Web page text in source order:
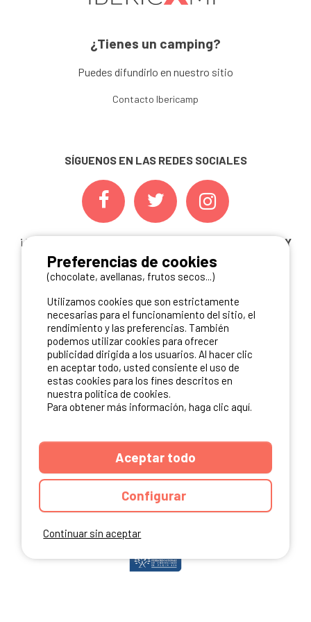
¿Tienes un camping?
Puedes difundirlo en nuestro sitio
Contacto Ibericamp
SÍGUENOS EN LAS REDES SOCIALES
¡ Y NO TE PIERDAS NUESTRAS
OFERTAS, CONCURSOS Y
NOVEDADESINSCRIBIÉNDOTE A NUESTRA
NEWSLETTER!
ME INSCRIBO
NUESTROS PARTNERS
Continuar sin aceptar
Preferencias de cookies
(chocolate, avellanas, frutos secos...)
Utilizamos cookies que son estrictamente
necesarias para el funcionamiento del sitio, el
rendimiento y las preferencias. También
podemos utilizar cookies para ofrecer
publicidad dirigida a los usuarios. Al hacer clic
en aceptar todo, usted consiente el uso de
estas cookies para los fines descritos en
nuestra política de cookies.
Para obtener más información, haga clic aquí.
Aceptar todo
Configurar